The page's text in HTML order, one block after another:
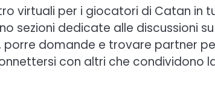
virtuali per i giocatori di Catan in
sezioni dedicate alle discussioni su
domande e trovare partner
con altri che condividono